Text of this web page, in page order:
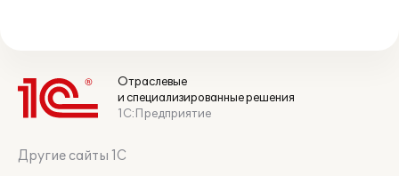
Отраслевые
и специализированные решения
1С:Предприятие
Другие сайты 1С